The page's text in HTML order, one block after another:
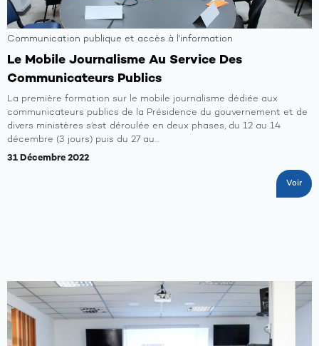
A
propos
du
Communication publique et accès à l'information
Le Mobile Journalisme Au Service Des
Communicateurs Publics
La première formation sur le mobile journalisme dédiée aux
communicateurs publics de la Présidence du gouvernement et de
divers ministères s’est déroulée en deux phases, du 12 au 14
décembre (3 jours) puis du 27 au…
31 Décembre 2022
Voir